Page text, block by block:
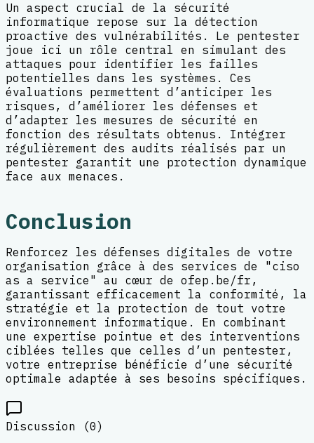
Un aspect crucial de la sécurité
informatique repose sur la détection
proactive des vulnérabilités. Le pentester
joue ici un rôle central en simulant des
attaques pour identifier les failles
potentielles dans les systèmes. Ces
évaluations permettent d’anticiper les
risques, d’améliorer les défenses et
d’adapter les mesures de sécurité en
fonction des résultats obtenus. Intégrer
régulièrement des audits réalisés par un
pentester garantit une protection dynamique
face aux menaces.
Conclusion
Renforcez les défenses digitales de votre
organisation grâce à des services de "ciso
as a service" au cœur de ofep.be/fr,
garantissant efficacement la conformité, la
stratégie et la protection de tout votre
environnement informatique. En combinant
une expertise pointue et des interventions
ciblées telles que celles d’un pentester,
votre entreprise bénéficie d’une sécurité
optimale adaptée à ses besoins spécifiques.
Discussion (0)